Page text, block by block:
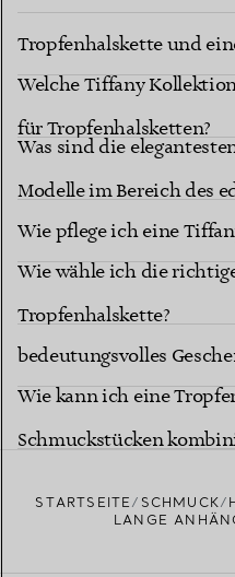
Tropfenhalskette und
mit Anhänger?
Welche Tiffany
für Tropfenhalsketten?
Was sind die
Modelle im Bereich des
Wie pflege ich eine
Wie wähle ich die
Tropfenhalskette?
Ist eine Tiffany
bedeutungsvolles
besonderen Meilenstein?
Wie kann ich eine
Schmuckstücken
STARTSEITE SCHMUCK
LANGE